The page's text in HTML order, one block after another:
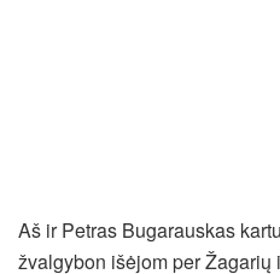
Aš ir Petras Bugarauskas
žvalgybon išėjom per